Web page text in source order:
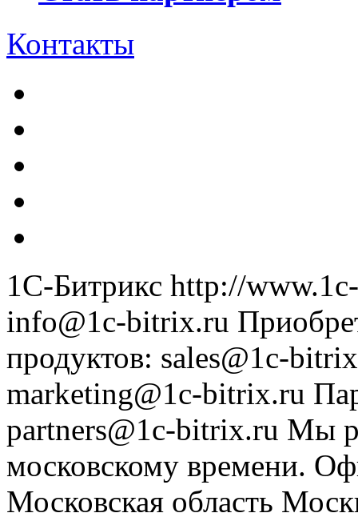
Контакты
1С-Битрикс http://
info@1c-bitrix.ru
продуктов: sales@1c-
marketing@1c-bitrix.ru
partners@1c-bitrix.ru Мы
московскому времени.
Московская область